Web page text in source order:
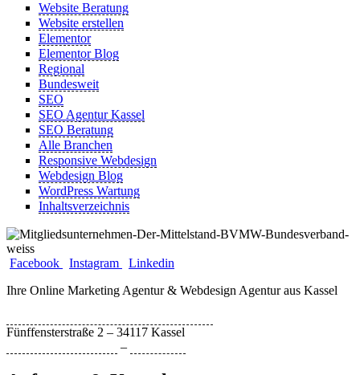
Website Beratung
Website erstellen
Elementor
Elementor Blog
Regional
Bundesweit
SEO
SEO Agentur Kassel
SEO Beratung
Alle Branchen
Responsive Webdesign
Webdesign Blog
WordPress Wartung
Inhaltsverzeichnis
Facebook Instagram
Linkedin
Ihre Online Marketing Agentur & Webdesign Agentur aus Kassel
Fünffensterstraße 2 – 34117 Kassel
–